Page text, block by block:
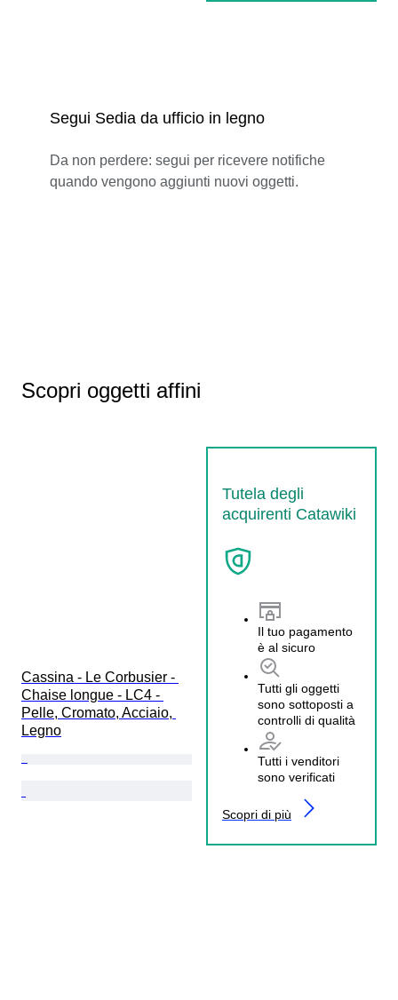
Segui Sedia da ufficio in legno
Da non perdere: segui per ricevere notifiche
quando vengono aggiunti nuovi oggetti.
Scopri oggetti affini
Tutela degli
acquirenti Catawiki
Il tuo pagamento
è al sicuro
Tutti gli oggetti
sono sottoposti a
controlli di qualità
Tutti i venditori
sono verificati
Scopri di più
Cassina - Le Corbusier -
Chaise longue - LC4 -
Pelle, Cromato, Acciaio,
Legno